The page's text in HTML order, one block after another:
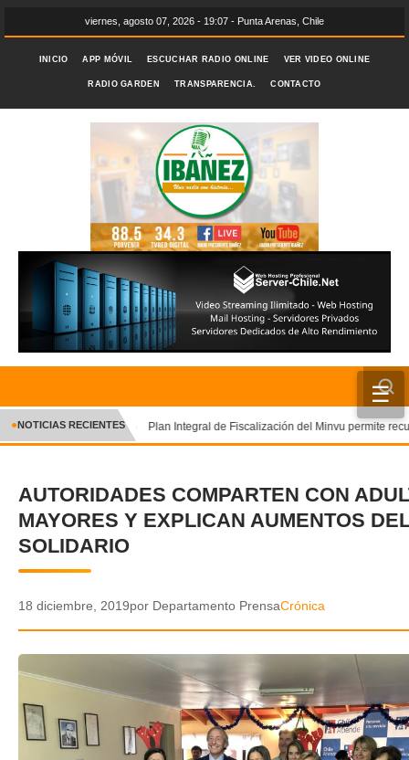
viernes, agosto 07, 2026 - 19:07 - Punta Arenas, Chile
INICIO APP MÓVIL ESCUCHAR RADIO ONLINE VER VIDEO ONLINE
RADIO GARDEN TRANSPARENCIA. CONTACTO
☰
INICIO
CRÓNICA
DEPORTES
ENTRETENIMIENTO Y CULTURA
GALERIA DE FOTOS
✕
NOTICIAS RECIENTES Plan Integral de Fiscalización del Minvu permite
AUTORIDADES COMPARTEN CON
MAYORES Y EXPLICAN AUMENTOS
SOLIDARIO
18 diciembre, 2019por Departamento PrensaCrónica